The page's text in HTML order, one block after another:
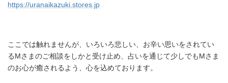
https://uranaikazuki.stores.jp
ここでは触れませんが、いろいろ悲しい、お辛い思いをされてい
るMさまのご相談をしかと受け止め、占いを通じて少しでもMさま
のお心が癒されるよう、心を込めております。